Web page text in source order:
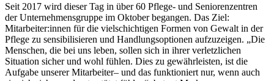
Seit 2017 wird dieser Tag in über 60 Pflege- und Seniorenzentren
der Unternehmensgruppe im Oktober begangen. Das Ziel:
Mitarbeiter:innen für die vielschichtigen Formen von Gewalt in der
Pflege zu sensibilisieren und Handlungsoptionen aufzuzeigen. „Die
Menschen, die bei uns leben, sollen sich in ihrer verletzlichen
Situation sicher und wohl fühlen. Dies zu gewährleisten, ist die
Aufgabe unserer Mitarbeiter– und das funktioniert nur, wenn auch